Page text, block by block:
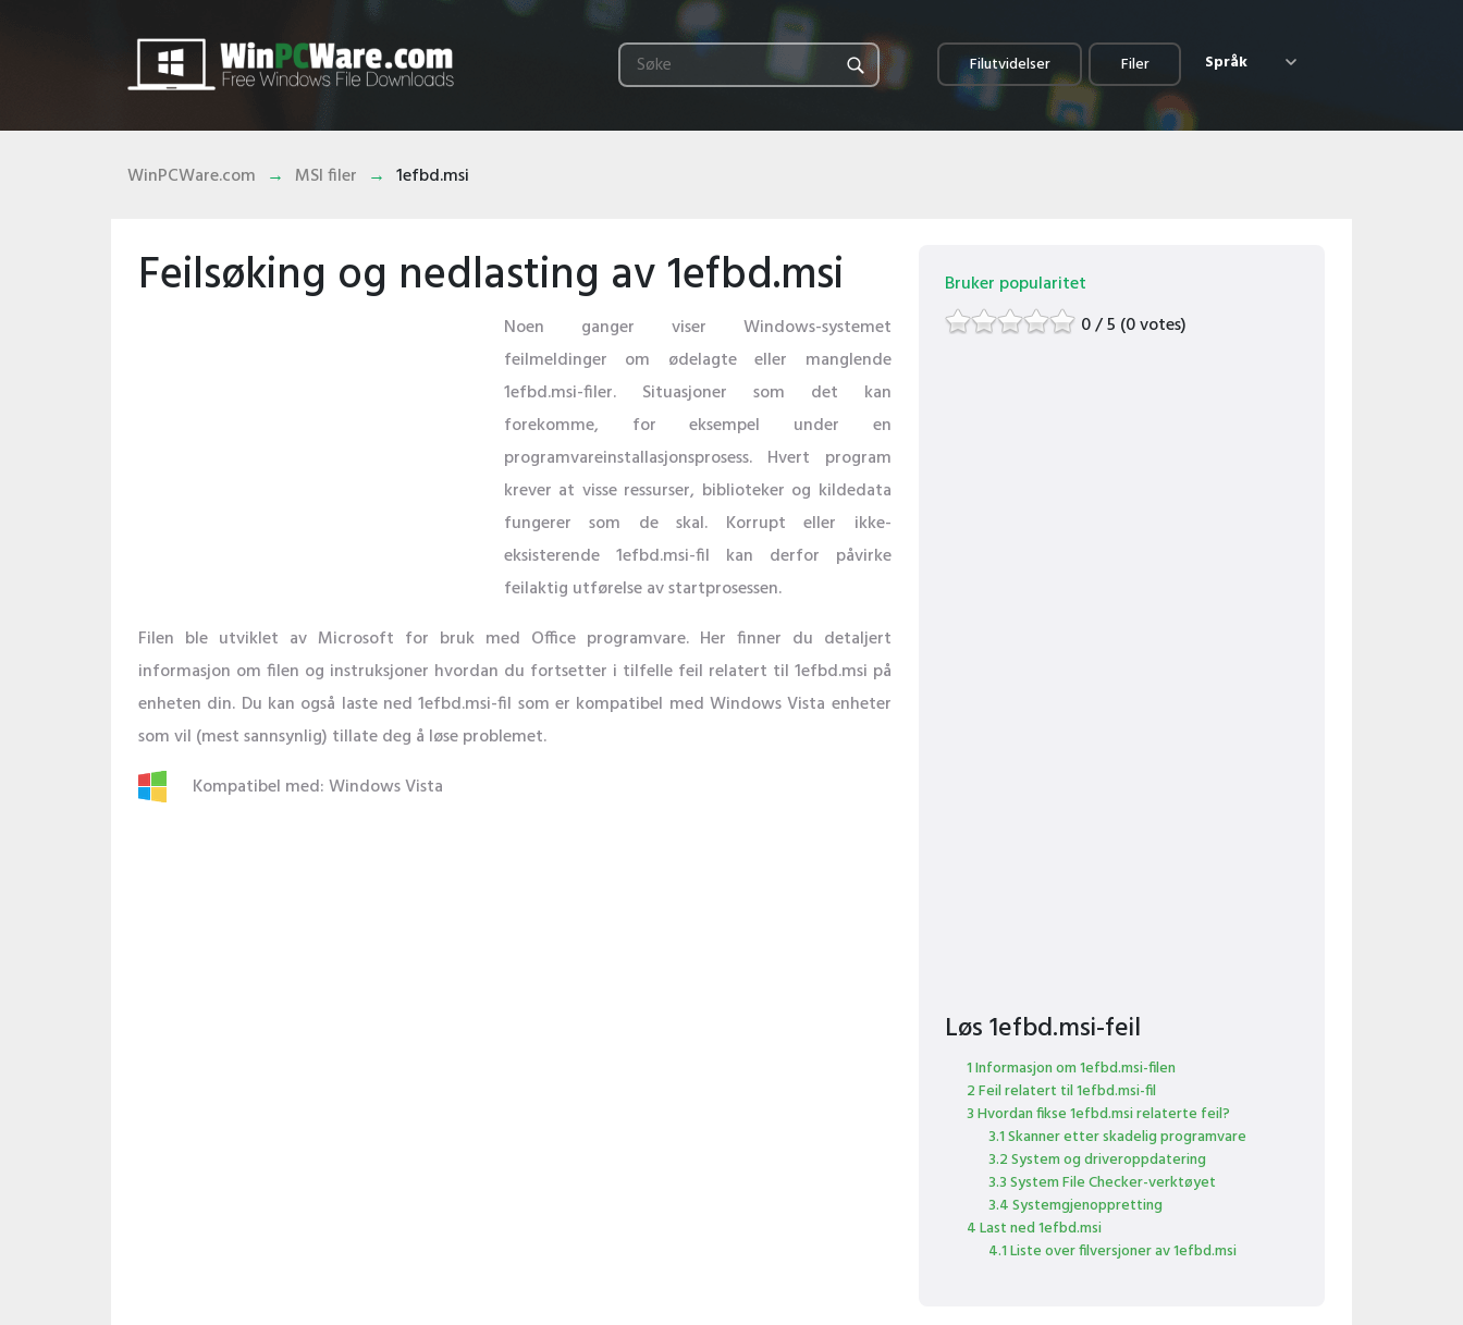
Filutvidelser Filer Språk
WinPCWare.com MSI filer 1efbd.msi
Feilsøking og nedlasting av 1efbd.msi
Noen ganger viser Windows-systemet
feilmeldinger om ødelagte eller manglende
1efbd.msi-filer. Situasjoner som det kan
forekomme, for eksempel under en
programvareinstallasjonsprosess. Hvert program
krever at visse ressurser, biblioteker og kildedata
fungerer som de skal. Korrupt eller ikke-
eksisterende 1efbd.msi-fil kan derfor påvirke
feilaktig utførelse av startprosessen.
Filen ble utviklet av Microsoft for bruk med Office programvare. Her finner du detaljert
informasjon om filen og instruksjoner hvordan du fortsetter i tilfelle feil relatert til 1efbd.msi på
enheten din. Du kan også laste ned 1efbd.msi-fil som er kompatibel med Windows Vista enheter
som vil (mest sannsynlig) tillate deg å løse problemet.
Kompatibel med: Windows Vista
Bruker popularitet
0 / 5 (0 votes)
Løs 1efbd.msi-feil
1 Informasjon om 1efbd.msi-filen
2 Feil relatert til 1efbd.msi-fil
3 Hvordan fikse 1efbd.msi relaterte feil?
3.1 Skanner etter skadelig programvare
3.2 System og driveroppdatering
3.3 System File Checker-verktøyet
3.4 Systemgjenoppretting
4 Last ned 1efbd.msi
4.1 Liste over filversjoner av 1efbd.msi